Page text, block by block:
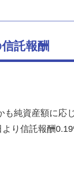
託報酬
も純資産額に応
り信託報酬